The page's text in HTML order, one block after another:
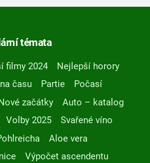
témata
filmy 2024
Nejlepší horory
času Partie
Počasí
začátky
Auto – katalog
Volby 2025
Svařené víno
Aloe vera
Výpočet ascendentu